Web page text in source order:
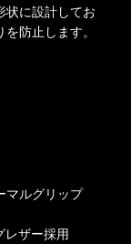
状に設計してお
防止します。
マルグリップ
レザー採用